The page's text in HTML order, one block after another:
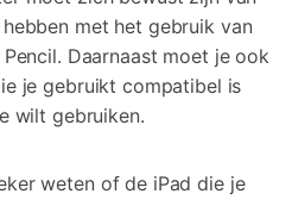
met het gebruik van
Daarnaast moet je ook
je gebruikt compatibel is
wilt gebruiken.
weten of de iPad die je